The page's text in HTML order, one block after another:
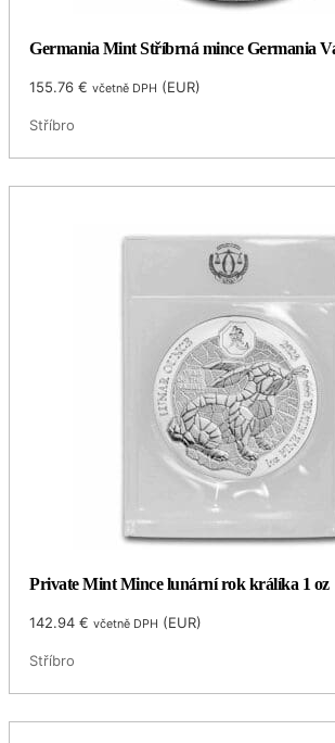
Germania Mint Stříbrná mince Germania
155.76€ včetně DPH (EUR)
Stříbro
Private Mint Mince lunární rok králíka 1 oz
142.94€ včetně DPH (EUR)
Stříbro